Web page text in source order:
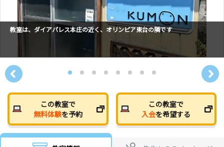
教室は、ダイアパレス本庄の近く、オリンピア東台の隣です
この教室で
無料体験を予約
この教室で
入会を希望する